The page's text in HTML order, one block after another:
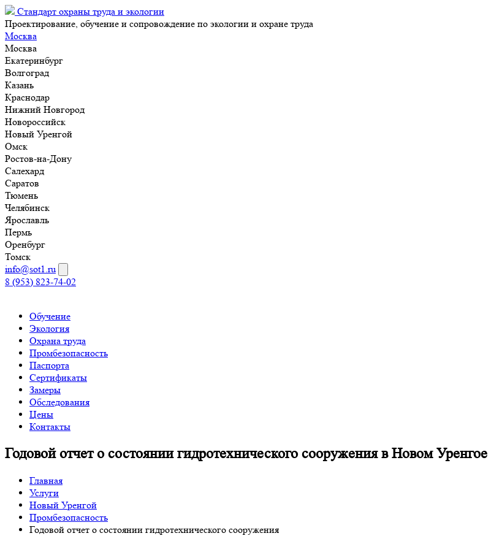
Стандарт охраны труда и экологии
Проектирование, обучение и сопровождение по экологии и охране труда
Москва
Москва
Екатеринбург
Волгоград
Казань
Краснодар
Нижний Новгород
Новороссийск
Новый Уренгой
Омск
Ростов-на-Дону
Салехард
Саратов
Тюмень
Челябинск
Ярославль
Пермь
Оренбург
Томск
info@sot1.ru
8 (953) 823-74-02
Обучение
Экология
Охрана труда
Промбезопасность
Паспорта
Сертификаты
Замеры
Обследования
Цены
Контакты
Годовой отчет о состоянии гидротехнического сооружения в Новом Уренгое
Главная
Услуги
Новый Уренгой
Промбезопасность
Годовой отчет о состоянии гидротехнического сооружения